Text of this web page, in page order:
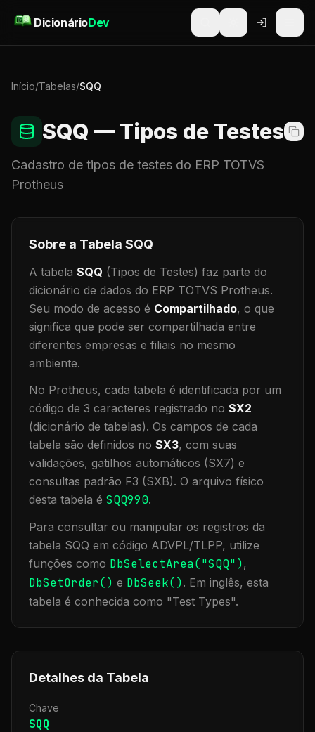
DicionárioDev
Início/Tabelas/SQQ
SQQ — Tipos de Testes
Cadastro de tipos de testes do ERP TOTVS
Protheus
Sobre a Tabela SQQ
A tabela SQQ (Tipos de Testes) faz parte do
dicionário de dados do ERP TOTVS Protheus.
Seu modo de acesso é Compartilhado, o que
significa que pode ser compartilhada entre
diferentes empresas e filiais no mesmo
ambiente.
No Protheus, cada tabela é identificada por um
código de 3 caracteres registrado no SX2
(dicionário de tabelas). Os campos de cada
tabela são definidos no SX3, com suas
validações, gatilhos automáticos (SX7) e
consultas padrão F3 (SXB). O arquivo físico
desta tabela é SQQ990.
Para consultar ou manipular os registros da
tabela SQQ em código ADVPL/TLPP, utilize
funções como DbSelectArea("SQQ"),
DbSetOrder() e DbSeek(). Em inglês, esta
tabela é conhecida como "Test Types".
Detalhes da Tabela
Chave
SQQ